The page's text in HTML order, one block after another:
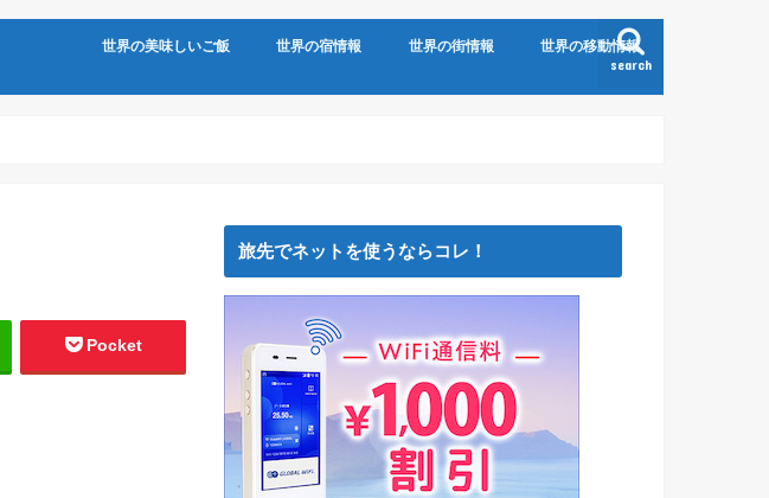
search
世界の美味しいご飯 世界の宿情報 世界の街情報 世界の移動情報
Pocket
旅先でネットを使うならコレ！